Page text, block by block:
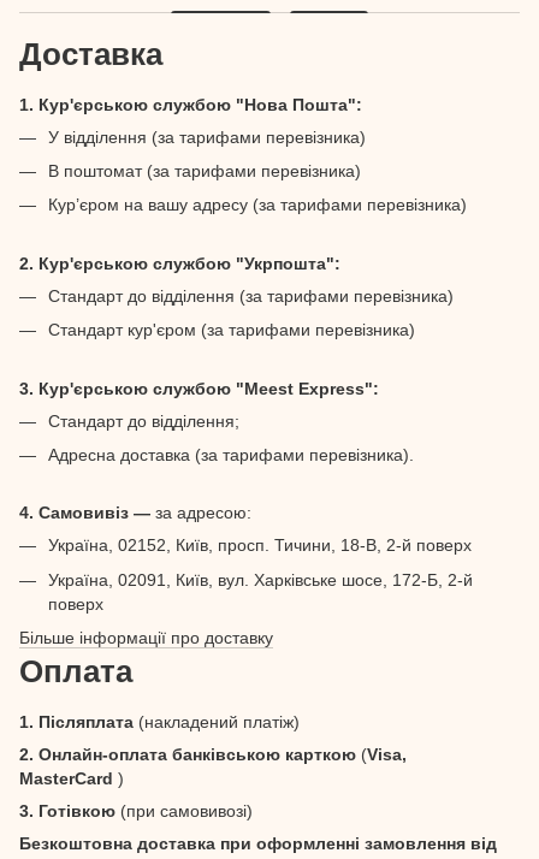
Доставка
1. Кур'єрською службою "Нова Пошта":
У відділення (за тарифами перевізника)
В поштомат (за тарифами перевізника)
Кур’єром на вашу адресу (за тарифами перевізника)
2. Кур'єрською службою "Укрпошта":
Стандарт до відділення (за тарифами перевізника)
Стандарт кур'єром (за тарифами перевізника)
3. Кур'єрською службою "Meest Express":
Стандарт до відділення;
Адресна доставка (за тарифами перевізника).
4. Самовивіз — за адресою:
Україна, 02152, Київ, просп. Тичини, 18-В, 2-й поверх
Україна, 02091, Київ, вул. Харківське шосе, 172-Б, 2-й
поверх
Більше інформації про доставку
Оплата
1. Післяплата (накладений платіж)
2. Онлайн-оплата банківською карткою (Visa,
MasterCard )
3. Готівкою (при самовивозі)
Безкоштовна доставка при оформленні замовлення від